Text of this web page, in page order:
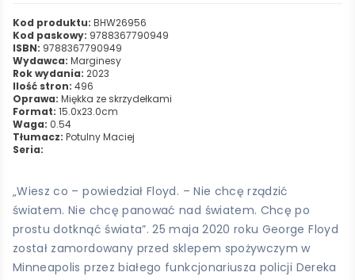
Kod produktu: BHW26956
Kod paskowy: 9788367790949
ISBN: 9788367790949
Wydawca: Marginesy
Rok wydania: 2023
Ilość stron: 496
Oprawa: Miękka ze skrzydełkami
Format: 15.0x23.0cm
Waga: 0.54
Tłumacz: Potulny Maciej
Seria:
„Wiesz co – powiedział Floyd. – Nie chcę rządzić
światem. Nie chcę panować nad światem. Chcę po
prostu dotknąć świata”. 25 maja 2020 roku George Floyd
został zamordowany przed sklepem spożywczym w
Minneapolis przez białego funkcjonariusza policji Dereka